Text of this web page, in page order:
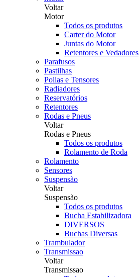
Voltar
Motor
Todos os produtos
Carter do Motor
Juntas do Motor
Retentores e Vedadores
Parafusos
Pastilhas
Polias e Tensores
Radiadores
Reservatórios
Retentores
Rodas e Pneus
Voltar
Rodas e Pneus
Todos os produtos
Rolamento de Roda
Rolamento
Sensores
Suspensão
Voltar
Suspensão
Todos os produtos
Bucha Estabilizadora
DIVERSOS
Buchas Diversas
Trambulador
Transmissao
Voltar
Transmissao